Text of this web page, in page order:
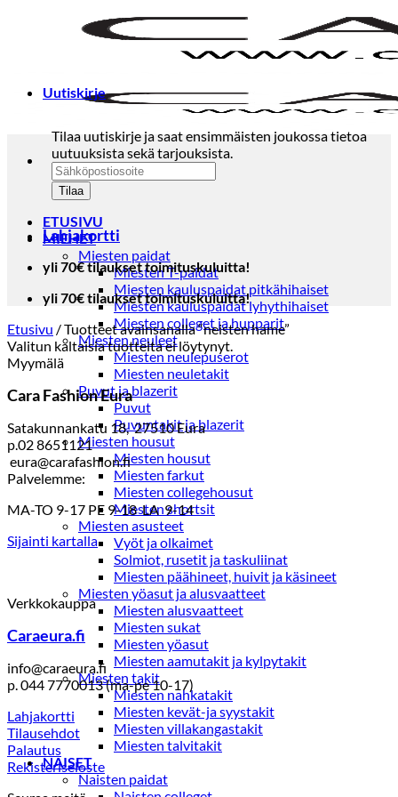
ETUSIVU
MIEHET
Miesten paidat
Miesten T-paidat
Miesten kauluspaidat pitkähihaiset
Miesten kauluspaidat lyhythihaiset
Miesten colleget ja hupparit
Miesten neuleet
Miesten neulepuserot
Miesten neuletakit
Puvut ja blazerit
Puvut
Puvuntakit ja blazerit
Miesten housut
Miesten housut
Miesten farkut
Miesten collegehousut
Miesten shortsit
Miesten asusteet
Vyöt ja olkaimet
Solmiot, rusetit ja taskuliinat
Miesten päähineet, huivit ja käsineet
Miesten yöasut ja alusvaatteet
Miesten alusvaatteet
Miesten sukat
Miesten yöasut
Miesten aamutakit ja kylpytakit
Miesten takit
Miesten nahkatakit
Miesten kevät-ja syystakit
Miesten villakangastakit
Miesten talvitakit
NAISET
Naisten paidat
Uutiskirje
Tilaa uutiskirje ja saat ensimmäisten joukossa tietoa
uutuuksista sekä tarjouksista.
Lahjakortti
yli 70€ tilaukset toimituskuluitta!
yli 70€ tilaukset toimituskuluitta!
Etusivu /Tuotteet avainsanalla “neisten hame”
Valitun kaltaisia tuotteita ei löytynyt.
Myymälä
Cara Fashion Eura
Satakunnankatu 18, 27510 Eura
p.02 8651121
eura@carafashion.fi
Palvelemme:
MA-TO 9-17 PE 9-18 LA 9-14
Sijainti kartalla
Verkkokauppa
Caraeura.fi
info@caraeura.fi
p. 044 7770013 (ma-pe 10-17)
Lahjakortti
Tilausehdot
Palautus
Rekisteriseloste